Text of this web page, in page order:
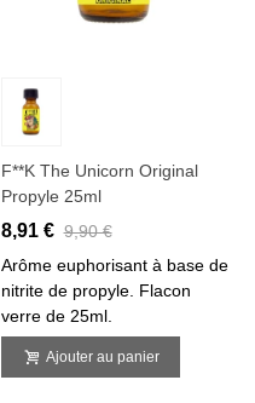
F**k The Unicorn Original
Propyle 25ml
8,91 € 9,90 €
Arôme euphorisant à base de
nitrite de propyle. Flacon
verre de 25ml.
Ajouter au panier